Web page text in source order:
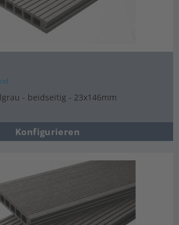
- beidseitig - 23x146mm
Konfigurieren